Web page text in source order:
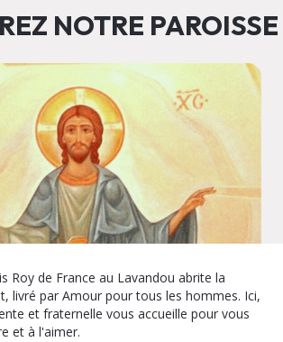
NOTRE PAROISSE
Roy de France au Lavandou abrite la
livré par Amour pour tous les hommes. Ici,
et fraternelle vous accueille pour vous
et à l'aimer.